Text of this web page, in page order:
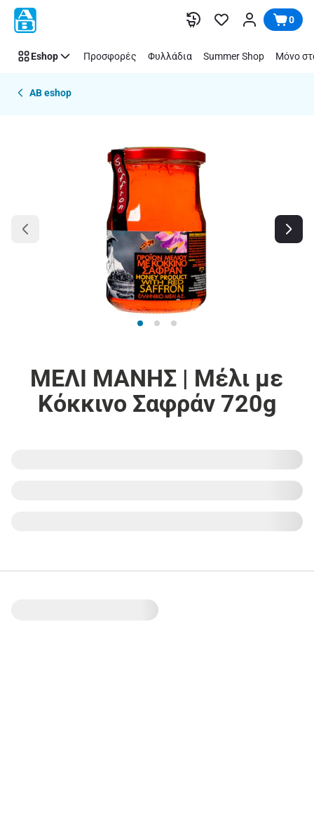
Παράλειψη 0
Eshop Προσφορές Φυλλάδια Summer Shop Μόνο
AB eshop
ΜΕΛΙ ΜΑΝΗΣ | Μέλι με
Κόκκινο Σαφράν 720g